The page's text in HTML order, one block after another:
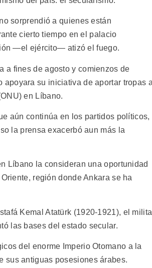
sorprendió a quienes están
cierto tiempo en el palacio
—el ejército— atizó el fuego.
a fines de agosto y comienzos de
apoyara su iniciativa de aportar tropas
en Líbano.
aún continúa en los partidos políticos,
la prensa exacerbó aun más la
Líbano la consideran una oportunidad
región donde Ankara se ha
Kemal Atatürk (1920-1921), el
las bases del estado secular.
del enorme Imperio Otomano a la
sus antiguas posesiones árabes.